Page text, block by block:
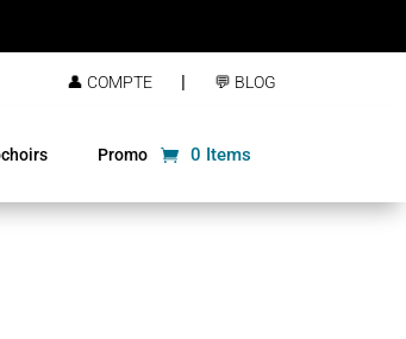
👤 COMPTE | 💬 BLOG
Promo 0 Items